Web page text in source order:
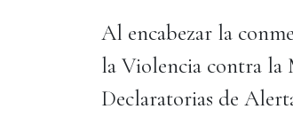
Al encabezar la
la Violencia contra la
Declaratorias de